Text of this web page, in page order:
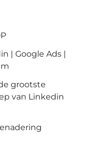
| Google Ads |
grootste
van Linkedin